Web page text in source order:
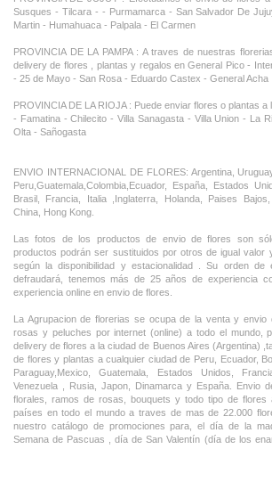
Susques - Tilcara - - Purmamarca - San Salvador De
Martin - Humahuaca - Palpala - El Carmen
PROVINCIA DE LA PAMPA : A traves de nuestras
delivery de flores , plantas y regalos en General Pico -
- 25 de Mayo - San Rosa - Eduardo Castex - General Acha
PROVINCIA DE LA RIOJA : Puede enviar flores o plantas
- Famatina - Chilecito - Villa Sanagasta - Villa Union - La
Olta - Sañogasta
ENVIO INTERNACIONAL DE FLORES: Argentina,
Peru,Guatemala,Colombia,Ecuador, España, Estados
Brasil, Francia, Italia ,Inglaterra, Holanda, Paises
China, Hong Kong.
Las fotos de los productos de envio de flores son
productos podrán ser sustituidos por otros de igual valor
según la disponibilidad y estacionalidad . Su orden
defraudará, tenemos más de 25 años de experiencia
experiencia online en envio de flores.
La Agrupacion de florerias se ocupa de la venta y envio
rosas y peluches por internet (online) a todo el mundo,
delivery de flores a la ciudad de Buenos Aires (Argentina)
de flores y plantas a cualquier ciudad de Peru, Ecuador,
Paraguay,Mexico, Guatemala, Estados Unidos,
Venezuela , Rusia, Japon, Dinamarca y España. Envio
florales, ramos de rosas, bouquets y todo tipo de
países en todo el mundo a traves de mas de 22.000
nuestro catálogo de promociones para, el día de la
Semana de Pascuas , día de San Valentín (día de los